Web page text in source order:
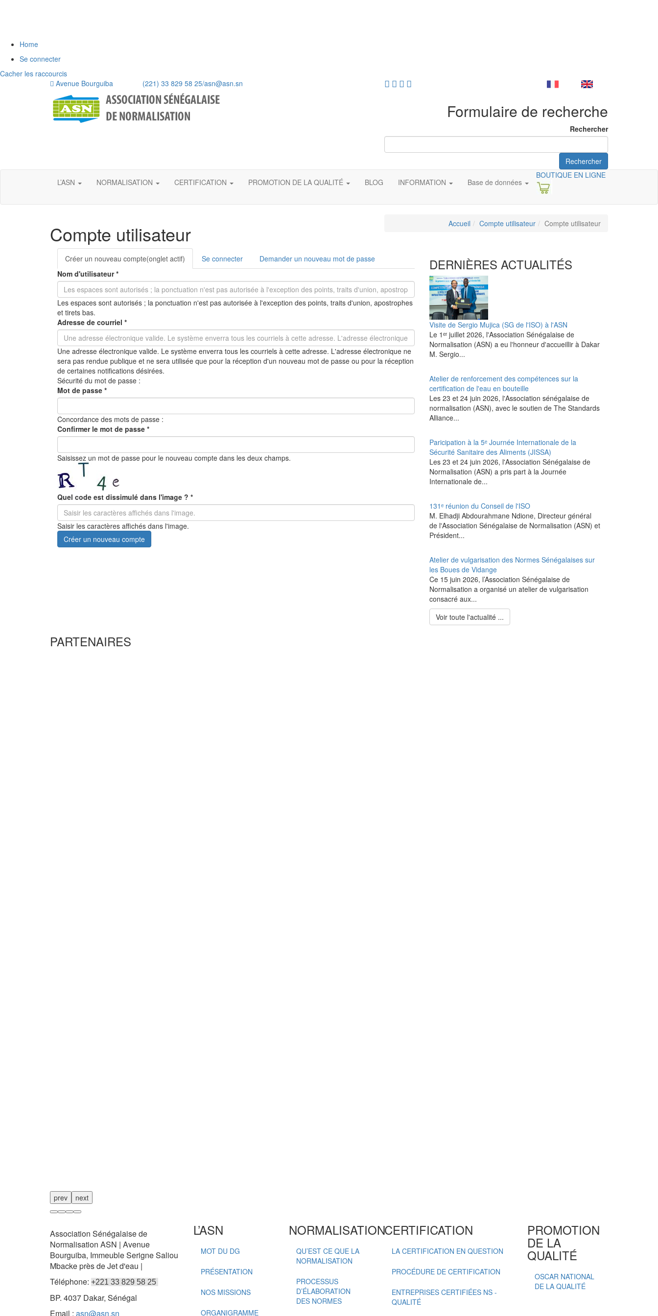
Home
Se connecter
Cacher les raccourcis
Avenue Bourguiba (221) 33 829 58 25/asn@asn.sn
Formulaire de recherche
Rechercher
Rechercher
L’ASN NORMALISATION CERTIFICATION PROMOTION DE LA QUALITÉ BLOG INFORMATION Base de données
BOUTIQUE EN LIGNE
Compte utilisateur Accueil Compte utilisateur Compte utilisateur
Onglets
principaux
Créer un nouveau compte(onglet actif) Se connecter
Demander un nouveau mot de passe
Nom d'utilisateur*
Les espaces sont autorisés ; la ponctuation n'est pas autorisée à l'exception des points, traits d'union, apostrophes
et tirets bas.
Adresse de courriel *
Une adresse électronique valide. Le système enverra tous les courriels à cette adresse. L'adresse électronique ne
sera pas rendue publique et ne sera utilisée que pour la réception d'un nouveau mot de passe ou pour la réception
de certaines notifications désirées.
Sécurité du mot de passe :
Mot de passe *
Concordance des mots de passe :
Confirmer le mot de passe *
Saisissez un mot de passe pour le nouveau compte dans les deux champs.
Quel code est dissimulé dans l'image ? *
Saisir les caractères affichés dans l'image.
Créer un nouveau compte
DERNIÈRES ACTUALITÉS
Visite de Sergio Mujica (SG de l'ISO) à l'ASN
Le 1ᵉʳ juillet 2026, l'Association Sénégalaise de
Normalisation (ASN) a eu l'honneur d'accueillir à Dakar
M. Sergio...
Atelier de renforcement des compétences sur la
certification de l'eau en bouteille
Les 23 et 24 juin 2026, l'Association sénégalaise de
normalisation (ASN), avec le soutien de The Standards
Alliance...
Paricipation à la 5ᵉ Journée Internationale de la
Sécurité Sanitaire des Aliments (JISSA)
‎Les 23 et 24 juin 2026, l'Association Sénégalaise de
Normalisation (ASN) a pris part à la Journée
Internationale de...
131ᵉ réunion du Conseil de l'ISO
M. Elhadji Abdourahmane Ndione, Directeur général
de l'Association Sénégalaise de Normalisation (ASN) et
Président...
Atelier de vulgarisation des Normes Sénégalaises sur
les Boues de Vidange
Ce 15 juin 2026, l’Association Sénégalaise de
Normalisation a organisé un atelier de vulgarisation
consacré aux...
Voir toute l'actualité ...
PARTENAIRES
prev next
Association Sénégalaise de
Normalisation ASN | Avenue
Bourguiba, Immeuble Serigne Saliou
Mbacke près de Jet d'eau |
Téléphone: +221 33 829 58 25
BP. 4037 Dakar, Sénégal
Email : asn@asn.sn
L’ASN
MOT DU DG
PRÉSENTATION
NOS MISSIONS
ORGANIGRAMME
NORMALISATION
QU’EST CE QUE LA
NORMALISATION
PROCESSUS
D’ÉLABORATION
DES NORMES
CERTIFICATION
LA CERTIFICATION EN QUESTION
PROCÉDURE DE CERTIFICATION
ENTREPRISES CERTIFIÉES NS -
QUALITÉ
PROMOTION
DE LA
QUALITÉ
OSCAR NATIONAL
DE LA QUALITÉ